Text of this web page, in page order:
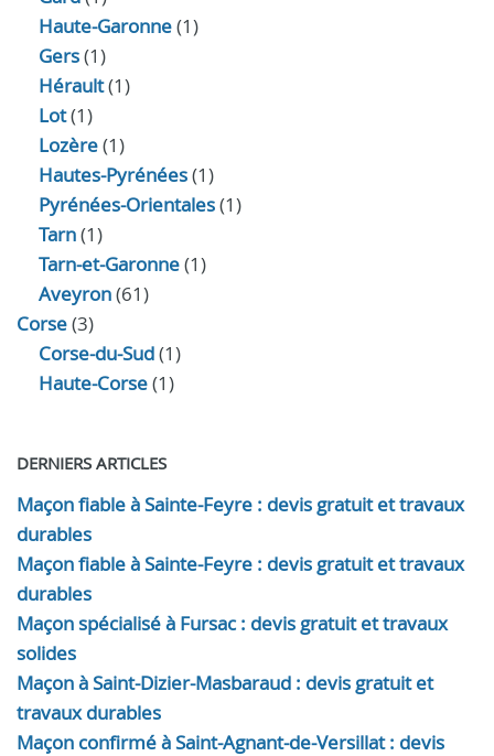
Haute-Garonne(1)
Gers(1)
Hérault(1)
Lot(1)
Lozère(1)
Hautes-Pyrénées(1)
Pyrénées-Orientales(1)
Tarn(1)
Tarn-et-Garonne(1)
Aveyron(61)
Corse(3)
Corse-du-Sud(1)
Haute-Corse(1)
DERNIERS ARTICLES
Maçon fiable à Sainte-Feyre : devis gratuit et travaux
durables
Maçon fiable à Sainte-Feyre : devis gratuit et travaux
durables
Maçon spécialisé à Fursac : devis gratuit et travaux
solides
Maçon à Saint-Dizier-Masbaraud : devis gratuit et
travaux durables
Maçon confirmé à Saint-Agnant-de-Versillat : devis